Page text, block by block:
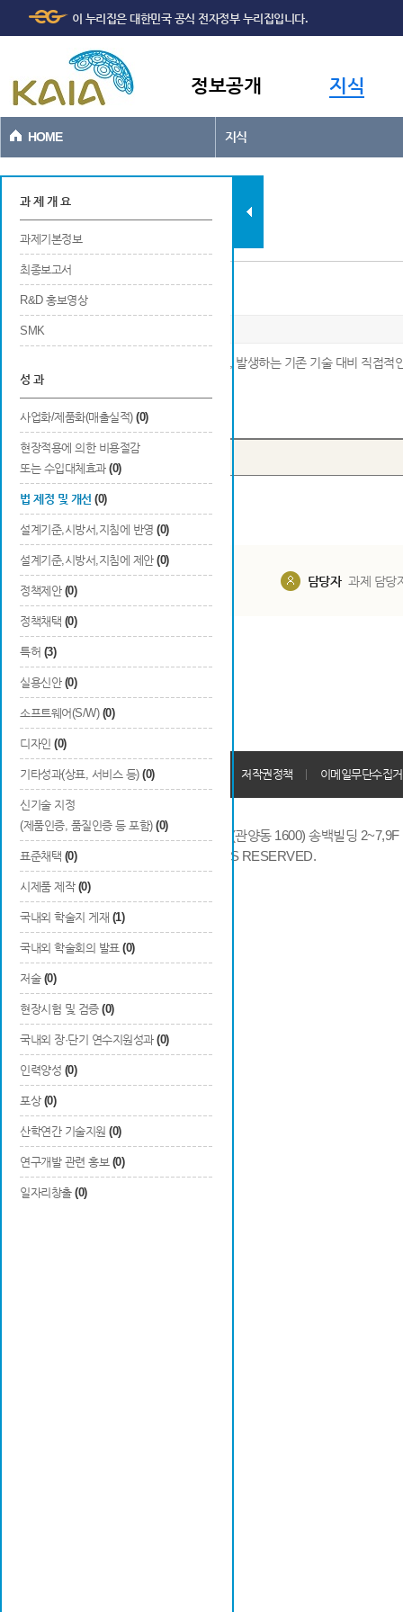
본문바로가기
이 누리집은 대한민국 공식 전자정부 누리집입니다.
정보공개 지식
HOME 지식
과제현황
과 제 개 요
과제기본정보
최종보고서
R&D 홍보영상
SMK
성 과
사업화/제품화(매출실적) (0)
현장적용에 의한 비용절감
또는 수입대체효과 (0)
법 제정 및 개선 (0)
설계기준,시방서,지침에 반영 (0)
설계기준,시방서,지침에 제안 (0)
정책제안 (0)
정책채택 (0)
특허 (3)
실용신안 (0)
소프트웨어(S/W) (0)
디자인 (0)
기타성과(상표, 서비스 등) (0)
신기술 지정
(제품인증, 품질인증 등 포함) (0)
표준채택 (0)
시제품 제작 (0)
국내외 학술지 게재 (1)
국내외 학술회의 발표 (0)
저술 (0)
현장시험 및 검증 (0)
국내외 장·단기 연수지원성과 (0)
인력양성 (0)
포상 (0)
산학연간 기술지원 (0)
연구개발 관련 홍보 (0)
일자리창출 (0)
법 제정 및 개선
※ 최종 연구개발 결과를 현장에 적용함으로써, 발생하는 기존 기술 대비 직접
Total0건
번호 구분
담당자 과제 담당
개인정보처리방침 회원가입약관 저작권정책 이메일무단수집
14066 경기도 안양시 동안구 시민대로 286 (관양동 1600) 송백빌딩
COPYRIGHTS © 2014 KAIA, ALL RIGHTS RESERVED.